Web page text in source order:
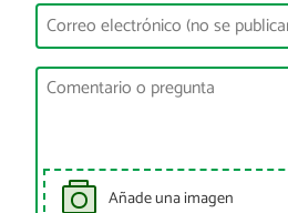
Añade una imagen